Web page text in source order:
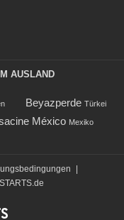
AUSLAND
Beyazperde Türkei
México Mexiko